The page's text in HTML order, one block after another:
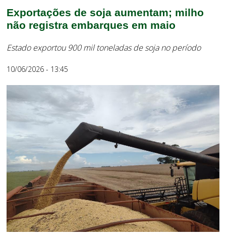
Exportações de soja aumentam; milho
não registra embarques em maio
Estado exportou 900 mil toneladas de soja no período
10/06/2026 - 13:45